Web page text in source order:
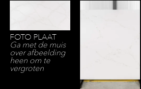
FOTO PLAAT
Ga met de muis
over afbeelding
heen om te
vergroten